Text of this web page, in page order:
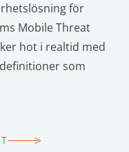
för
Mobile Threat
hot i realtid med
som